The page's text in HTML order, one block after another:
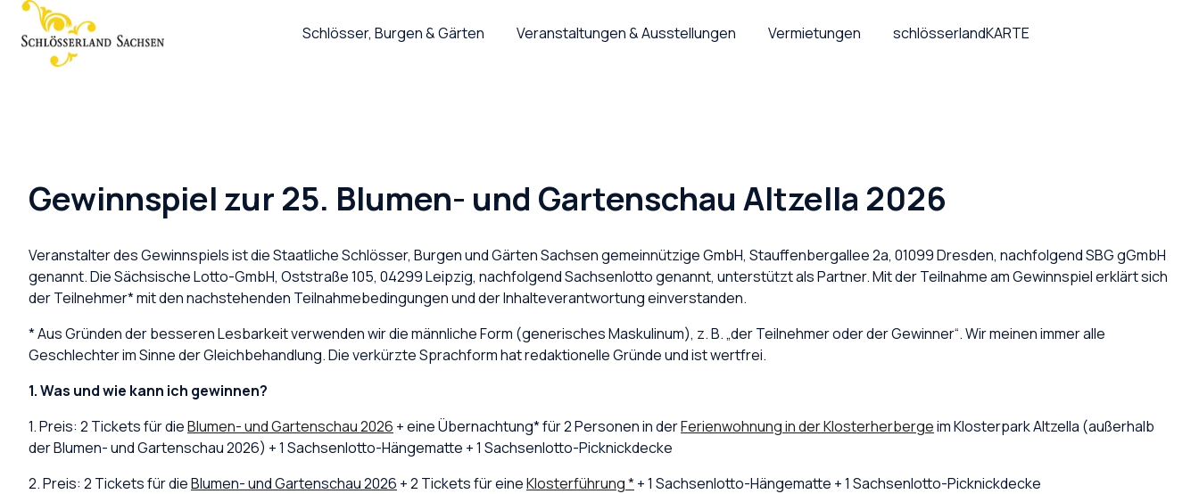
Schlösser, Burgen & Gärten Veranstaltungen & Ausstellungen Vermietungen schlösserlandKARTE
Gewinnspiel zur 25. Blumen- und Gartenschau Altzella 2026
Veranstalter des Gewinnspiels ist die Staatliche Schlösser, Burgen und Gärten Sachsen gemeinnützige GmbH, Stauffenbergallee 2a, 01099 Dresden, nachfolgend SBG gGmbH
genannt. Die Sächsische Lotto-GmbH, Oststraße 105, 04299 Leipzig, nachfolgend Sachsenlotto genannt, unterstützt als Partner. Mit der Teilnahme am Gewinnspiel erklärt sich
der Teilnehmer* mit den nachstehenden Teilnahmebedingungen und der Inhalteverantwortung einverstanden.
* Aus Gründen der besseren Lesbarkeit verwenden wir die männliche Form (generisches Maskulinum), z. B. „der Teilnehmer oder der Gewinner“. Wir meinen immer alle
Geschlechter im Sinne der Gleichbehandlung. Die verkürzte Sprachform hat redaktionelle Gründe und ist wertfrei.
1. Was und wie kann ich gewinnen?
1. Preis: 2 Tickets für dieBlumen- und Gartenschau 2026 + eine Übernachtung* für 2 Personen in derFerienwohnung in der Klosterherbergeim Klosterpark Altzella (außerhalb
der Blumen- und Gartenschau 2026) + 1 Sachsenlotto-Hängematte + 1 Sachsenlotto-Picknickdecke
2. Preis: 2 Tickets für dieBlumen- und Gartenschau 2026 +2 Tickets für eineKlosterführung *+1 Sachsenlotto-Hängematte + 1 Sachsenlotto-Picknickdecke